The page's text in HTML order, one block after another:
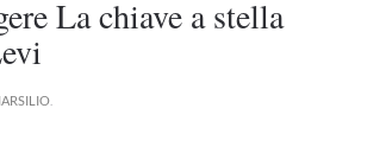
La chiave a stella
.